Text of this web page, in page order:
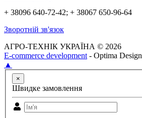
+ 38096 640-72-42; + 38067 650-96-64
Зворотній зв'язок
АГРО-ТЕХНІК УКРАЇНА © 2026
E-commerce development - Optima Design
▲
×
Швидке замовлення